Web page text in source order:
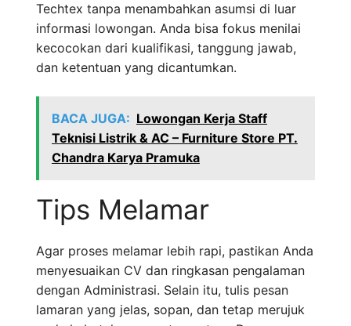
Techtex tanpa menambahkan asumsi di luar
informasi lowongan. Anda bisa fokus menilai
kecocokan dari kualifikasi, tanggung jawab,
dan ketentuan yang dicantumkan.
BACA JUGA: Lowongan Kerja Staff
Teknisi Listrik & AC – Furniture Store PT.
Chandra Karya Pramuka
Tips Melamar
Agar proses melamar lebih rapi, pastikan Anda
menyesuaikan CV dan ringkasan pengalaman
dengan Administrasi. Selain itu, tulis pesan
lamaran yang jelas, sopan, dan tetap merujuk